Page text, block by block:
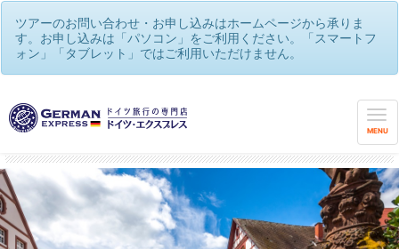
ツアーのお問い合わせ・お申し込みはホームページから承りま
す。お申し込みは「パソコン」をご利用ください。「スマートフ
ォン」「タブレット」ではご利用いただけません。
MENU
ドイツと隣国をめぐる旅